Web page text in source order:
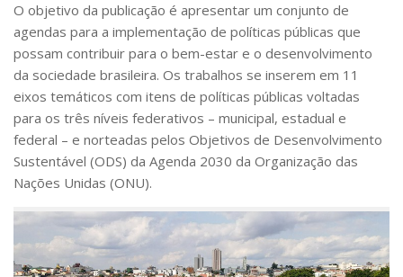
Agenda Política Pública
Nexo
Linhas de Pesquisa
Eventos
O objetivo da publicação é apresentar um conjunto de
agendas para a implementação de políticas públicas que
possam contribuir para o bem-estar e o desenvolvimento
da sociedade brasileira. Os trabalhos se inserem em 11
eixos temáticos com itens de políticas públicas voltadas
para os três níveis federativos – municipal, estadual e
federal – e norteadas pelos Objetivos de Desenvolvimento
Sustentável (ODS) da Agenda 2030 da Organização das
Nações Unidas (ONU).